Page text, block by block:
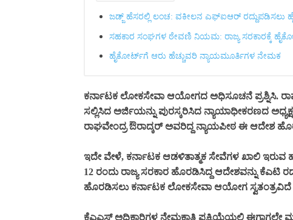
ಜಡ್ಜ್ ಹೆಸರಲ್ಲಿ ಲಂಚ: ವಕೀಲನ ಎಫ್‌ಐಆರ್ ರದ್ದುಪಡಿಸಲು
ಸಹಕಾರ ಸಂಘಗಳ ಠೇವಣಿ ನಿಯಮ: ರಾಜ್ಯ ಸರಕಾರಕ್ಕೆ
ಹೈಕೋರ್ಟ್‌ಗೆ ಆರು ಹೆಚ್ಚುವರಿ ನ್ಯಾಯಮೂರ್ತಿಗಳ ನೇಮಕ
ಕರ್ನಾಟಕ ಲೋಕಸೇವಾ ಆಯೋಗದ ಅಧಿಸೂಚನೆ ಪ್ರಶ್ನಿಸಿ.
ಸಲ್ಲಿಸಿದ ಅರ್ಜಿಯನ್ನು ಪುರಸ್ಕರಿಸಿದ ನ್ಯಾಯಾಧೀಕರಣದ
ರಾಘವೇಂದ್ರ ಔರಾದ್ಕರ್ ಅವರಿದ್ದ ನ್ಯಾಯಪೀಠ ಈ ಆದೇಶ
ಇದೇ ವೇಳೆ, ಕರ್ನಾಟಕ ಆಡಳಿತಾತ್ಮಕ ಸೇವೆಗಳ ಖಾಲಿ
12 ರಂದು ರಾಜ್ಯ ಸರಕಾರ ಹೊರಡಿಸಿದ್ದ ಆದೇಶವನ್ನು ಕೆಎಟಿ
ಹೊರಡಿಸಲು ಕರ್ನಾಟಕ ಲೋಕಸೇವಾ ಆಯೋಗ
ಕೆಎಎಸ್ ಅಧಿಕಾರಿಗಳ ನೇಮಕಾತಿ ಪ್ರಕ್ರಿಯೆಯಲ್ಲಿ ಈಗಾಗಲೇ